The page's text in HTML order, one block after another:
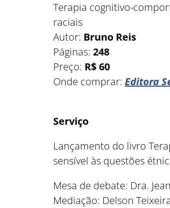
Terapia cognitivo-
raciais
Autor: Bruno Reis
Páginas: 248
Preço: R$ 60
Onde comprar: Editora
Serviço
Lançamento do livro
sensível às questões
Mesa de debate: Dra.
Mediação: Delson Teixeira